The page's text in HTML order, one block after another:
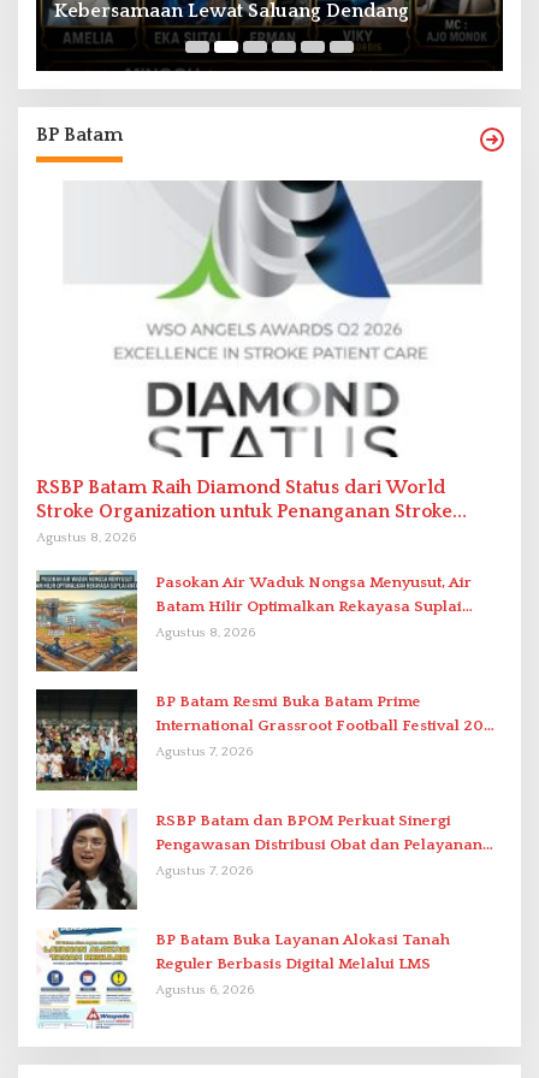
Kebersamaan Lewat Saluang Dendang
BP Batam
RSBP Batam Raih Diamond Status dari World
Stroke Organization untuk Penanganan Stroke
Berstandar Internasional
Agustus 8, 2026
Pasokan Air Waduk Nongsa Menyusut, Air
Batam Hilir Optimalkan Rekayasa Suplai
Antar-IPAM
Agustus 8, 2026
BP Batam Resmi Buka Batam Prime
International Grassroot Football Festival 2026
di Stadion Temenggung Abdul Jamal
Agustus 7, 2026
RSBP Batam dan BPOM Perkuat Sinergi
Pengawasan Distribusi Obat dan Pelayanan
Kefarmasian
Agustus 7, 2026
BP Batam Buka Layanan Alokasi Tanah
Reguler Berbasis Digital Melalui LMS
Agustus 6, 2026